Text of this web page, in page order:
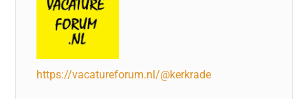
https://vacatureforum.nl/@kerkrade